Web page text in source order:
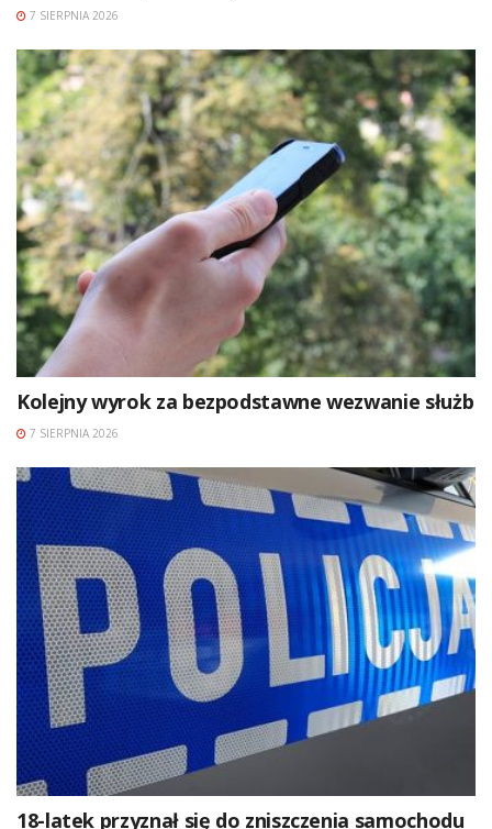
7 SIERPNIA 2026
Kolejny wyrok za bezpodstawne wezwanie służb
7 SIERPNIA 2026
18-latek przyznał się do zniszczenia samochodu